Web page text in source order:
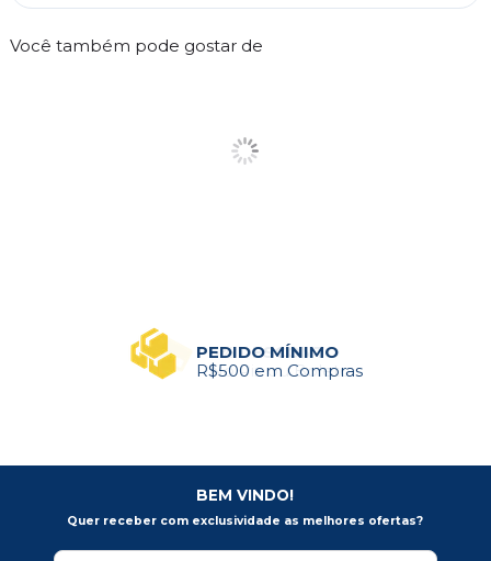
Você também pode gostar de
PEDIDO MÍNIMO
R$500 em Compras
BEM VINDO!
Quer receber com exclusividade as melhores ofertas?